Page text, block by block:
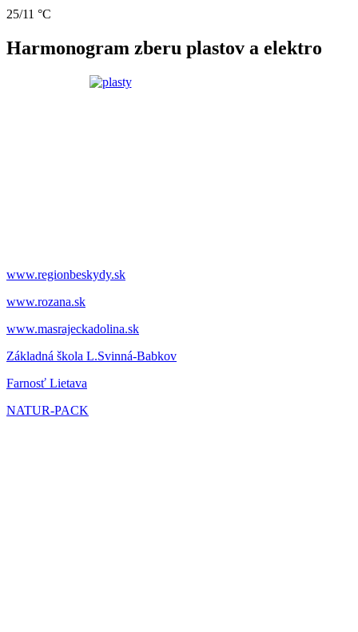
25/11 °C
Harmonogram zberu plastov a elektro
www.regionbeskydy.sk
www.rozana.sk
www.masrajeckadolina.sk
Základná škola L.Svinná-Babkov
Farnosť Lietava
NATUR-PACK